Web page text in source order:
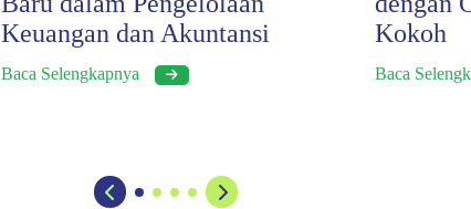
Keuangan dan Akuntansi
Baca Selengkapnya
Kokoh
Baca